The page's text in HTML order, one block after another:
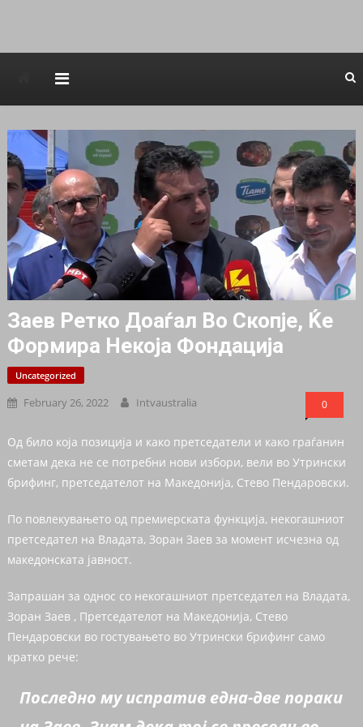
Заев Ретко Доаѓал Во Скопје, Ќе
Формира Некоја Фондација
Uncategorized
February 26, 2022 Intvaustralia 0
Од било која позиција и како претседатели и како граѓанин
сметам дека не се потребни нови избори, вели во Утрински
брифинг, претседателот на Македонија, Стево Пендаровски.
По повлекувањето од премиерската функција, некогашниот
претседател на Владата, Зоран Заев за момент исчезна од
македонската јавност.
Запрашан за однос со некогашниот претседател на Владата,
Зоран Заев , Претседателот на Македонија, Стево
Пендаровски во гостувањето во Утрински брифинг само
кратко рече:
Последно му испратив една-две пораки